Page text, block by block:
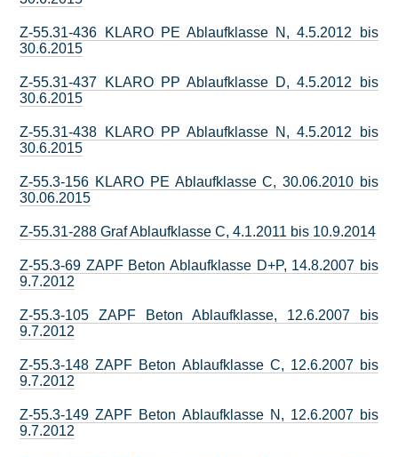
Z-55.31-436 KLARO PE Ablaufklasse N, 4.5.2012 bis
30.6.2015
Z-55.31-437 KLARO PP Ablaufklasse D, 4.5.2012 bis
30.6.2015
Z-55.31-438 KLARO PP Ablaufklasse N, 4.5.2012 bis
30.6.2015
Z-55.3-156 KLARO PE Ablaufklasse C, 30.06.2010 bis
30.06.2015
Z-55.31-288 Graf Ablaufklasse C, 4.1.2011 bis 10.9.2014
Z-55.3-69 ZAPF Beton Ablaufklasse D+P, 14.8.2007 bis
9.7.2012
Z-55.3-105 ZAPF Beton Ablaufklasse, 12.6.2007 bis
9.7.2012
Z-55.3-148 ZAPF Beton Ablaufklasse C, 12.6.2007 bis
9.7.2012
Z-55.3-149 ZAPF Beton Ablaufklasse N, 12.6.2007 bis
9.7.2012